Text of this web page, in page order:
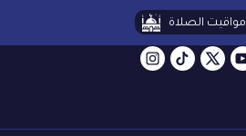
مواقيت الصلاة